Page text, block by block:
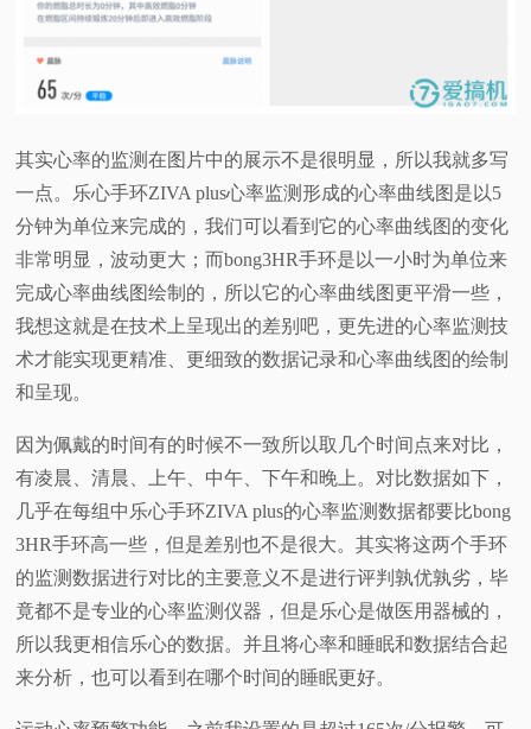
其实心率的监测在图片中的展示不是很明显，所以我就多写
一点。乐心手环ZIVA plus心率监测形成的心率曲线图是以5
分钟为单位来完成的，我们可以看到它的心率曲线图的变化
非常明显，波动更大；而bong3HR手环是以一小时为单位来
完成心率曲线图绘制的，所以它的心率曲线图更平滑一些，
我想这就是在技术上呈现出的差别吧，更先进的心率监测技
术才能实现更精准、更细致的数据记录和心率曲线图的绘制
和呈现。
因为佩戴的时间有的时候不一致所以取几个时间点来对比，
有凌晨、清晨、上午、中午、下午和晚上。对比数据如下，
几乎在每组中乐心手环ZIVA plus的心率监测数据都要比bong
3HR手环高一些，但是差别也不是很大。其实将这两个手环
的监测数据进行对比的主要意义不是进行评判孰优孰劣，毕
竟都不是专业的心率监测仪器，但是乐心是做医用器械的，
所以我更相信乐心的数据。并且将心率和睡眠和数据结合起
来分析，也可以看到在哪个时间的睡眠更好。